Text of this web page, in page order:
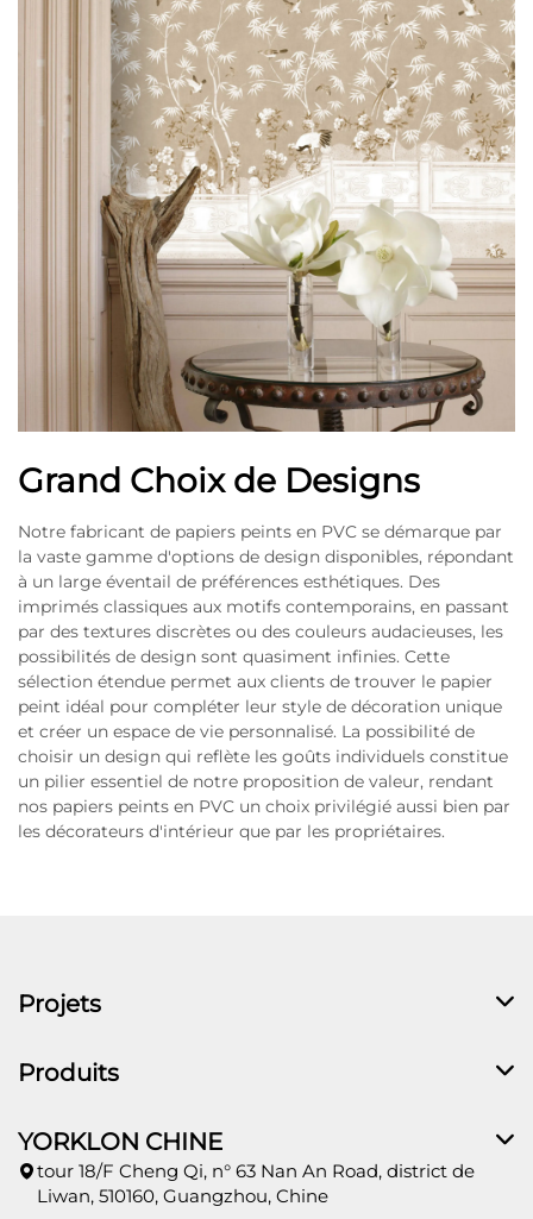
Grand Choix de Designs
Notre fabricant de papiers peints en PVC se démarque par
la vaste gamme d'options de design disponibles, répondant
à un large éventail de préférences esthétiques. Des
imprimés classiques aux motifs contemporains, en passant
par des textures discrètes ou des couleurs audacieuses, les
possibilités de design sont quasiment infinies. Cette
sélection étendue permet aux clients de trouver le papier
peint idéal pour compléter leur style de décoration unique
et créer un espace de vie personnalisé. La possibilité de
choisir un design qui reflète les goûts individuels constitue
un pilier essentiel de notre proposition de valeur, rendant
nos papiers peints en PVC un choix privilégié aussi bien par
les décorateurs d'intérieur que par les propriétaires.
Projets
Produits
YORKLON CHINE
tour 18/F Cheng Qi, n° 63 Nan An Road, district de
Liwan, 510160, Guangzhou, Chine